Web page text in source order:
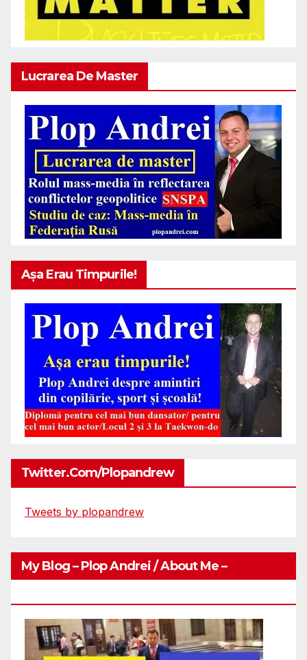
Lucrarea De Master
Așa Erau Timpurile!
Twitter.com/plopandrew
Tweets by plopandrew
My Blog – Plop Andrei / About Me –